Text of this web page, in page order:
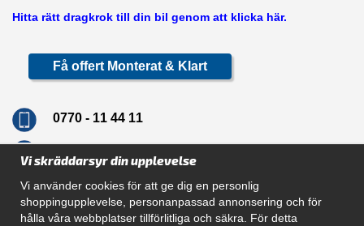
Hitta rätt dragkrok till din bil genom att klicka här.
Få offert Monterat & Klart
0770 - 11 44 11
Vi skräddarsyr din upplevelse
Vi använder cookies för att ge dig en personlig
shoppingupplevelse, personanpassad annonsering och för
hålla våra webbplatser tillförlitliga och säkra. För detta